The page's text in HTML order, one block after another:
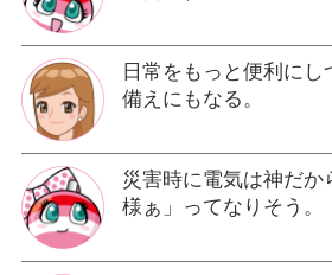
日常をもっと便利に
備えにもなる。
災害時に電気は神だか
様ぁ」ってなりそう。